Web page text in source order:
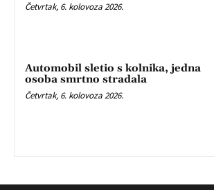
Četvrtak, 6. kolovoza 2026.
Automobil sletio s kolnika, jedna
osoba smrtno stradala
Četvrtak, 6. kolovoza 2026.